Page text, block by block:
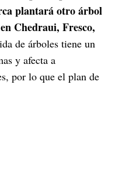
plantará otro árbol
Chedraui, Fresco,
de árboles tiene un
y afecta a
por lo que el plan de